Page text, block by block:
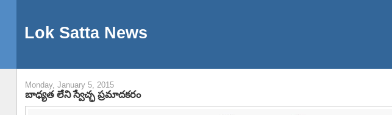
Lok Satta News
Monday, January 5, 2015
బాధ్యత లేని స్వేచ్ఛ ప్రమాదకరం